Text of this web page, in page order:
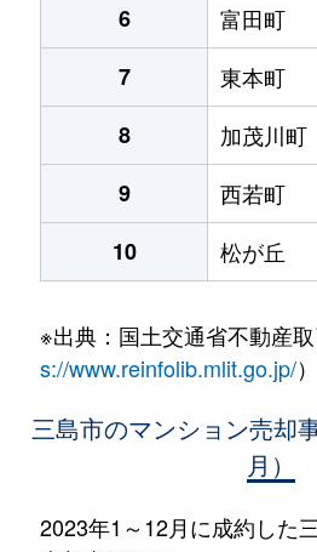
6
富田町
7
東本町
8
加茂川町
9
西若町
10
松が丘
※出典：国土交通省不動産
s://www.reinfolib.mlit.go.jp/
三島市のマンション売却
月）
2023年1～12月に成約した